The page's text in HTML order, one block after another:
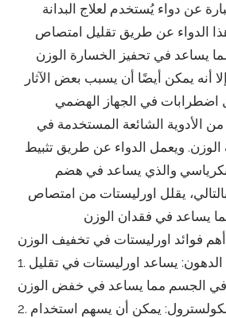
عن دواء يُستخدم لعلاج البدانة
الدواء عن طريق تقليل امتصاص
يساعد في تحفيز الخسارة الوزن
أنه يمكن أيضًا أن يسبب بعض الآثار
من الأدوية الشائعة المستخدمة في
ويعمل الدواء عن طريق تثبيط
والذي يساعد في هضم
يقلل اورليستات من امتصاص
1. يقلل امتصاص الدهون: يساعد اورليستات في تقليل
2. تحسين مستويات الكولسترول: يمكن أن يسهم استخدام